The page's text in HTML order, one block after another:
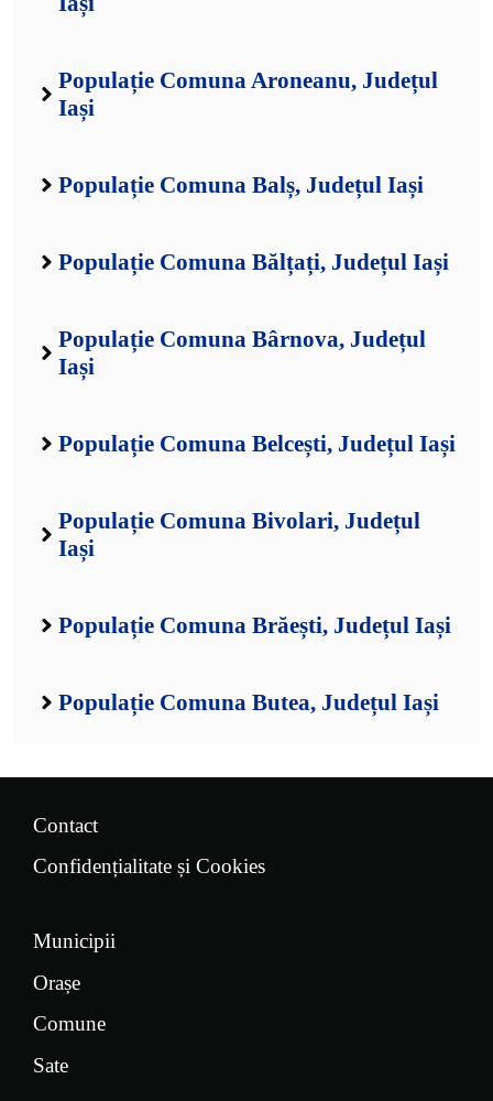
Populație Comuna Aroneanu, Județul
Iași
Populație Comuna Balș, Județul Iași
Populație Comuna Bălțați, Județul Iași
Populație Comuna Bârnova, Județul
Iași
Populație Comuna Belcești, Județul Iași
Populație Comuna Bivolari, Județul
Iași
Populație Comuna Brăești, Județul Iași
Populație Comuna Butea, Județul Iași
Contact
Confidențialitate și Cookies
Municipii
Orașe
Comune
Sate